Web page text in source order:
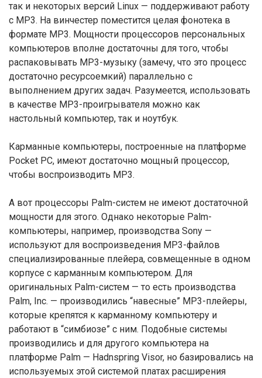
так и некоторых версий Linux — поддерживают работу
с МР3. На винчестер поместится целая фонотека в
формате МР3. Мощности процессоров персональных
компьютеров вполне достаточны для того, чтобы
распаковывать МР3-музыку (замечу, что это процесс
достаточно ресурсоемкий) параллельно с
выполнением других задач. Разумеется, использовать
в качестве МР3-проигрывателя можно как
настольный компьютер, так и ноутбук.
Карманные компьютеры, построенные на платформе
Pocket PC, имеют достаточно мощный процессор,
чтобы воспроизводить МР3.
А вот процессоры Palm-систем не имеют достаточной
мощности для этого. Однако некоторые Palm-
компьютеры, например, производства Sony —
используют для воспроизведения МР3-файлов
специализированные плейера, совмещенные в одном
корпусе с карманным компьютером. Для
оригинальных Palm-систем — то есть производства
Palm, Inc. — производились “навесные” МР3-плейеры,
которые крепятся к карманному компьютеру и
работают в “симбиозе” с ним. Подобные системы
производились и для другого компьютера на
платформе Palm — Hadnspring Visor, но базировались на
используемых этой системой платах расширения